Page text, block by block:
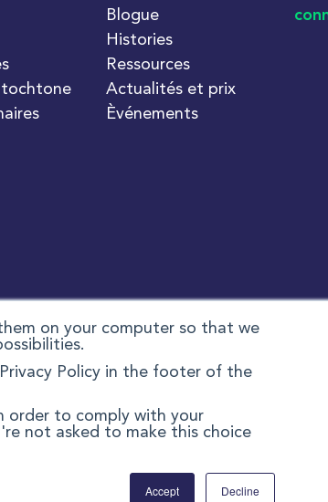
on your computer so that we
Policy in the footer of the
order to comply with your
not asked to make this choice
Accept Decline
Blogue
Histories
Ressources
Actualités et prix
Èvénements
à commandes principales et nationales